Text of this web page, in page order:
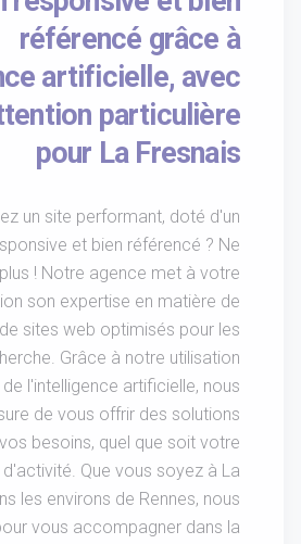
référencé grâce à
artificielle, avec
particulière
pour La Fresnais
un site performant, doté d'un
et bien référencé ? Ne
! Notre agence met à votre
son expertise en matière de
sites web optimisés pour les
Grâce à notre utilisation
l'intelligence artificielle, nous
de vous offrir des solutions
besoins, quel que soit votre
Que vous soyez à La
les environs de Rennes, nous
vous accompagner dans la